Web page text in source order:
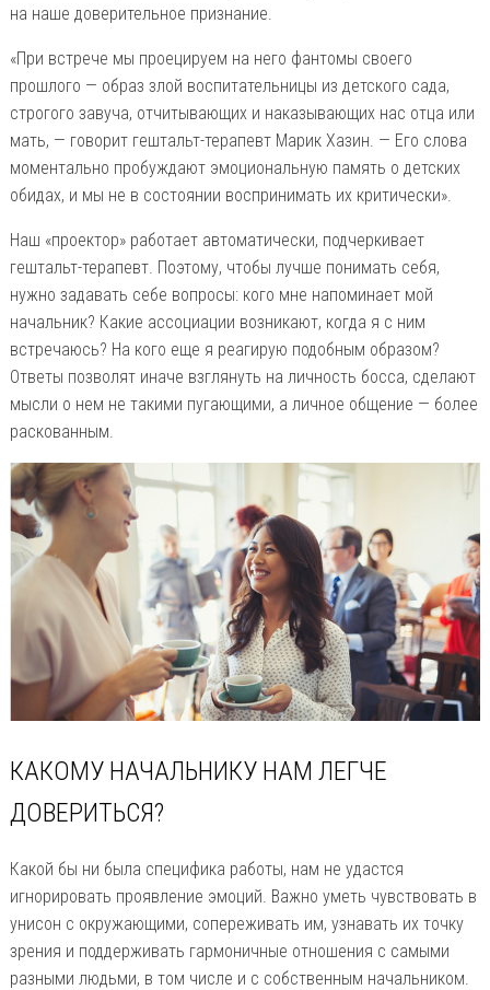
на наше доверительное признание.
«При встрече мы проецируем на него фантомы своего
прошлого — образ злой воспитательницы из детского сада,
строгого завуча, отчитывающих и наказывающих нас отца или
мать, — говорит гештальт-терапевт Марик Хазин. — Его слова
моментально пробуждают эмоциональную память о детских
обидах, и мы не в состоянии воспринимать их критически».
Наш «проектор» работает автоматически, подчеркивает
гештальт-терапевт. Поэтому, чтобы лучше понимать себя,
нужно задавать себе вопросы: кого мне напоминает мой
начальник? Какие ассоциации возникают, когда я с ним
встречаюсь? На кого еще я реагирую подобным образом?
Ответы позволят иначе взглянуть на личность босса, сделают
мысли о нем не такими пугающими, а личное общение — более
раскованным.
КАКОМУ НАЧАЛЬНИКУ НАМ ЛЕГЧЕ
ДОВЕРИТЬСЯ?
Какой бы ни была специфика работы, нам не удастся
игнорировать проявление эмоций. Важно уметь чувствовать в
унисон с окружающими, сопереживать им, узнавать их точку
зрения и поддерживать гармоничные отношения с самыми
разными людьми, в том числе и с собственным начальником.